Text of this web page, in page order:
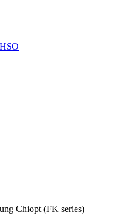
Chiopt (FK series)